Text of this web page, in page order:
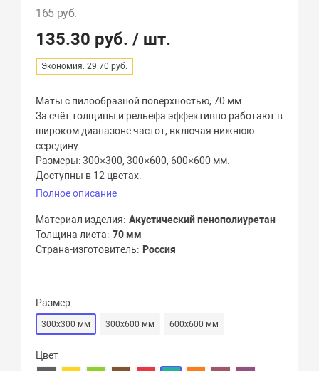
165 руб.
135.30 руб. / шт.
Экономия: 29.70 руб.
Маты с пилообразной поверхностью, 70 мм
За счёт толщины и рельефа эффективно работают в
широком диапазоне частот, включая нижнюю
середину.
Размеры: 300×300, 300×600, 600×600 мм.
Доступны в 12 цветах.
Полное описание
Материал изделия Акустический пенополиуретан
Толщина листа 70 мм
Страна-изготовитель
Россия
Размер
300х300 мм 300х600 мм 600х600 мм
Цвет